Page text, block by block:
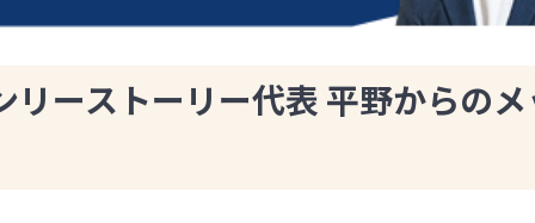
リーストーリー代表 平野からの